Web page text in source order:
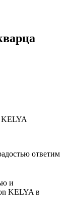
KELYA
ответим
и
KELYA в